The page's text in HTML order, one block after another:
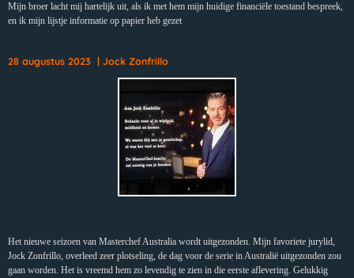
Mijn broer lacht mij hartelijk uit, als ik met hem mijn huidige financiële toestand bespreek,
en ik mijn lijstje informatie op papier heb gezet
28 augustus 2023 | Jock Zonfrillo
Het nieuwe seizoen van Masterchef Australia wordt uitgezonden. Mijn favoriete jurylid,
Jock Zonfrillo, overleed zeer plotseling, de dag voor de serie in Australië uitgezonden zou
gaan worden. Het is vreemd hem zo levendig te zien in die eerste aflevering. Gelukkig